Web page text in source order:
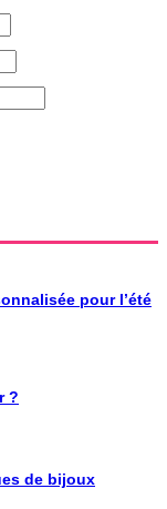
pour l’été
?
de bijoux